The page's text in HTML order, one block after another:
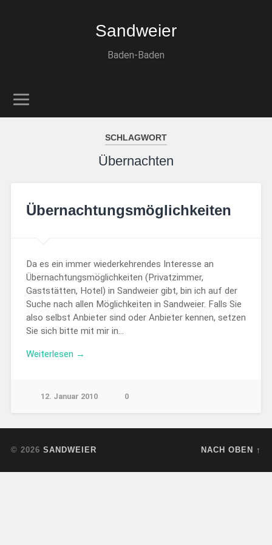
Sandweier
Baden-Baden
SCHLAGWORT
Übernachten
Übernachtungsmöglichkeiten
Da es ein immer wiederkehrendes Interesse an
Übernachtungsmöglichkeiten (Privatzimmer,
Gaststätten, Hotel) in Sandweier gibt, bin ich auf der
Suche nach allen Möglichkeiten in Sandweier. Falls Sie
also selbst Anbieter sind oder Anbieter kennen, setzen
Sie sich bitte mit mir in…
Weiterlesen →
12. Januar 2010 0
© 2026 SANDWEIER NACH OBEN ↑